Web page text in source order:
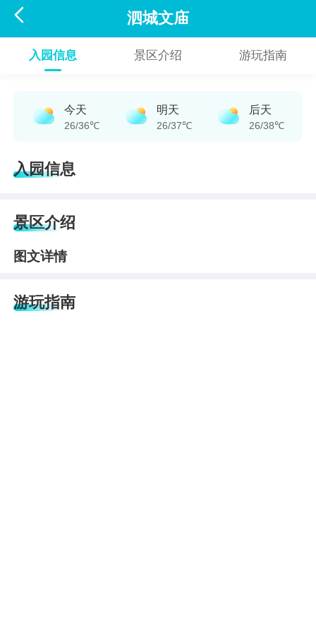
 泗城文庙
入园信息 景区介绍 游玩指南
今天
26/36℃
明天
26/37℃
后天
26/38℃
入园信息
景区介绍
图文详情
游玩指南